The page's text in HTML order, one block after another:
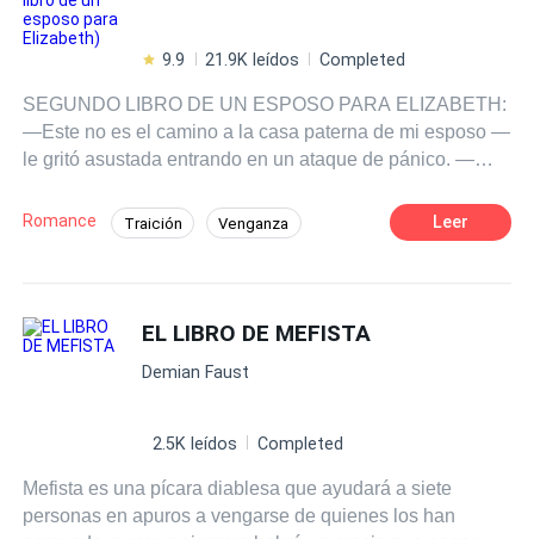
9.9 21.9K leídos Completed
SEGUNDO LIBRO DE UN ESPOSO PARA ELIZABETH:
—Este no es el camino a la casa paterna de mi esposo —
le gritó asustada entrando en un ataque de pánico. —
contestó con burla. —qué te traes, eh, dime. Qué piensas
hacer con nosotras— hablo ella tan rápido que sus
americana insípida— le insultó poniendo cara de asco—
en realidad no sé qué te vio mi primo para casarse con
una mujer sin chiste como tú, eres de esas que solo sirve
— me alegra mucho que para ti no sea más que una
tirarme arriba aún cerdo patético como tú— le expuso ella
con enfado. Tras escucharla Adriano empezó a reírse con
Romance Traición Venganza Leer
EL LIBRO DE MEFISTA
Demian Faust
2.5K leídos Completed
Mefista es una pícara diablesa que ayudará a siete
personas en apuros a vengarse de quienes los han